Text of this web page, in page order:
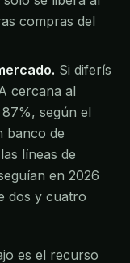
compras del
Si diferís
cercana al
según el
banco de
líneas de
en 2026
dos y cuatro
es el recurso